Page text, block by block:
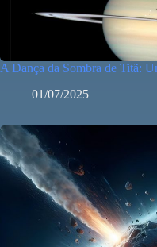
A Dança da Sombra de Titã:
01/07/2025